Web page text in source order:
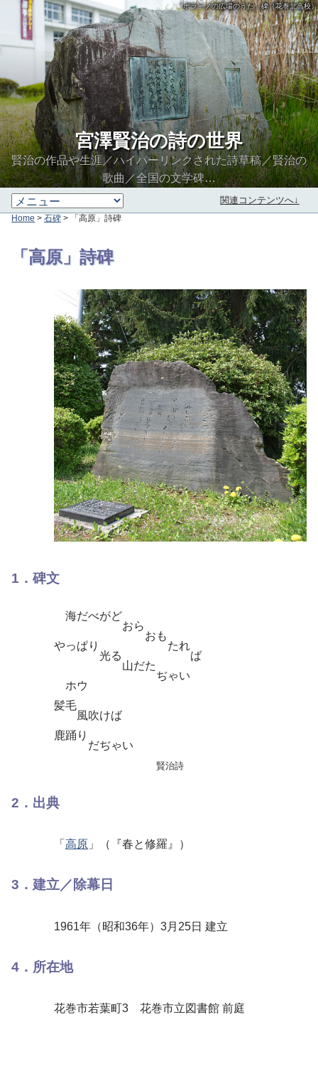
「ポラーノの広場のうた」碑（花巻北高校）
宮澤賢治の詩の世界
賢治の作品や生涯／ハイパーリンクされた詩草稿／賢治の
歌曲／全国の文学碑…
関連コンテンツへ↓
Home > 石碑 > 「高原」詩碑
「高原」詩碑
1．碑文
海だべがど
おら
おも
やっぱり たれ
光る ば
山だた
ぢゃい
ホウ
髪毛
風吹けば
鹿踊り
だぢゃい
賢治詩
2．出典
「 高原 」（『春と修羅』）
3．建立／除幕日
1961年（昭和36年）3月25日 建立
4．所在地
花巻市若葉町3 花巻市立図書館 前庭